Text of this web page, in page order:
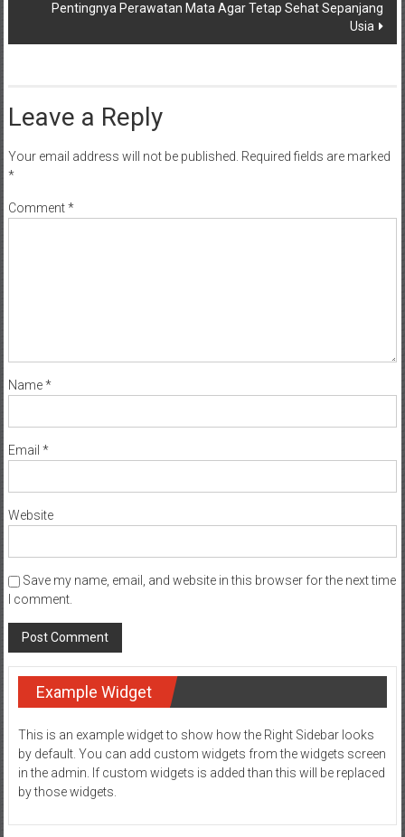
Pentingnya Perawatan Mata Agar Tetap Sehat Sepanjang
Usia
Leave a Reply
Your email address will not be published. Required fields are marked
*
Comment*
Name*
Email *
Website
Save my name, email, and website in this browser for the next time
I comment.
Example Widget
This is an example widget to show how the Right Sidebar looks
by default. You can add custom widgets from the widgets screen
in the admin. If custom widgets is added than this will be replaced
by those widgets.